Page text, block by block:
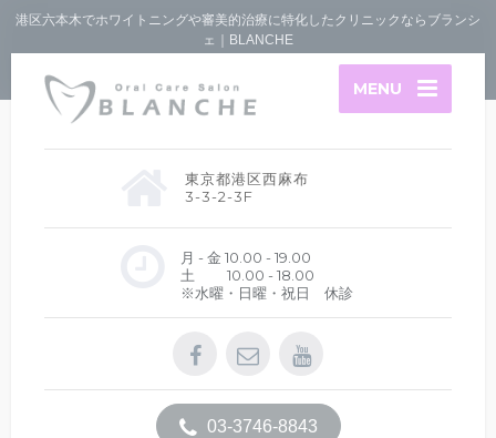
港区六本木でホワイトニングや審美的治療に特化したクリニックならブランシ
ェ｜BLANCHE
MENU
東京都港区西麻布
3-3-2-3F
月 - 金 10.00 - 19.00
土 10.00 - 18.00
※水曜・日曜・祝日 休診
03-3746-8843